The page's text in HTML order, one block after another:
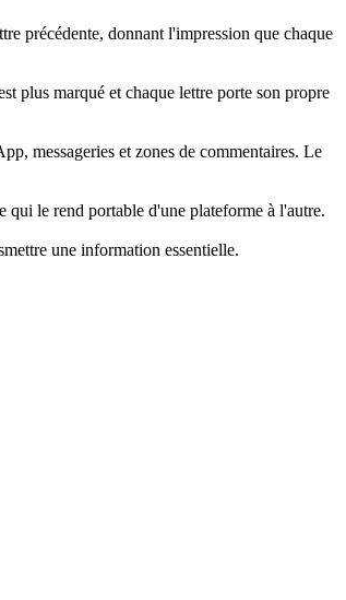
précédente, donnant l'impression que chaque
plus marqué et chaque lettre porte son propre
messageries et zones de commentaires. Le
qui le rend portable d'une plateforme à l'autre.
une information essentielle.